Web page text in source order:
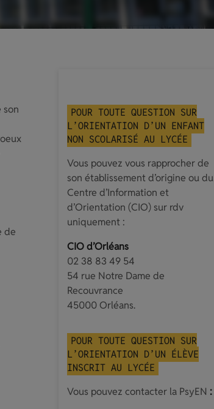
son
de
POUR TOUTE QUESTION SUR
L’ORIENTATION D’UN ENFANT
NON SCOLARISÉ AU LYCÉE
Vous pouvez vous rapprocher de
son établissement d’origine ou du
Centre d’Information et
d’Orientation (CIO) sur rdv
uniquement :
CIO d’Orléans
02 38 83 49 54
54 rue Notre Dame de
Recouvrance
45000 Orléans.
POUR TOUTE QUESTION SUR
L’ORIENTATION D’UN ÉLÈVE
INSCRIT AU LYCÉE
Vous pouvez contacter la PsyEN :